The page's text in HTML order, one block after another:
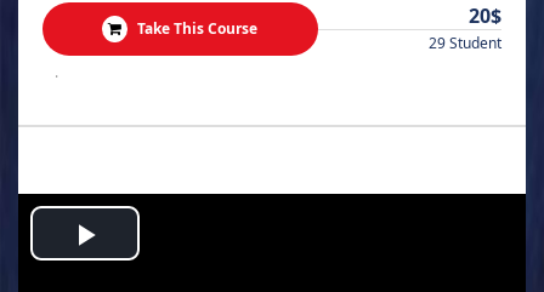
Take This Course 20$
29 Student
.
Play